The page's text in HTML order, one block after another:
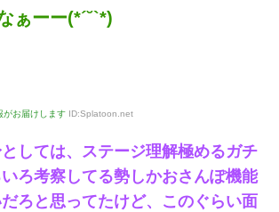
ぁーー(*´˘`*)
がお届けします ID:Splatoon.net
しては、ステージ理解極めるガチ
ろ考察してる勢しかおさんぽ機能
ろと思ってたけど、このぐらい面